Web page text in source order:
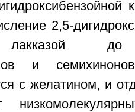
2,5-
до
и
с желатином, и